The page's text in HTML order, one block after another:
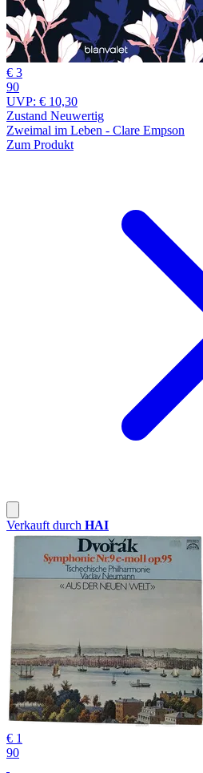
€ 3
90
UVP: € 10,30
Zustand Neuwertig
Zweimal im Leben - Clare Empson
Zum Produkt
Verkauft durch HAI
€ 1
90